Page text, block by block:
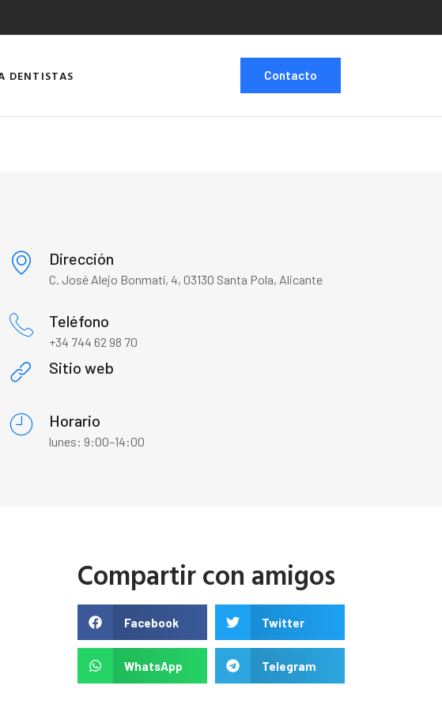
DENTISTAS Contacto
Dirección
C. José Alejo Bonmatí, 4, 03130 Santa Pola, Alicante
Teléfono
+34 744 62 98 70
Sitio web
Horario
lunes: 9:00–14:00
Compartir con amigos
Facebook Twitter
WhatsApp Telegram